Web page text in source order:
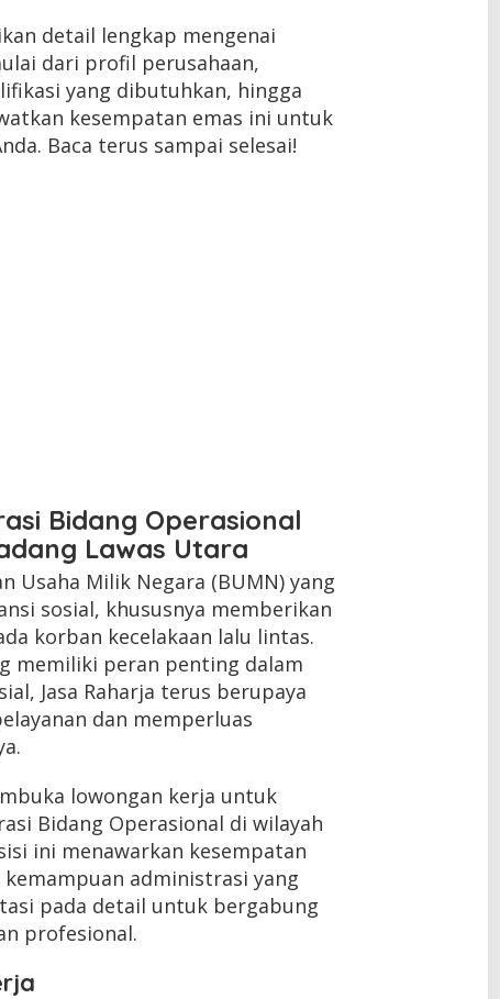
detail lengkap mengenai
dari profil perusahaan,
yang dibutuhkan, hingga
kesempatan emas ini untuk
Baca terus sampai selesai!
Bidang Operasional
Lawas Utara
Usaha Milik Negara (BUMN) yang
sosial, khususnya memberikan
korban kecelakaan lalu lintas.
memiliki peran penting dalam
Jasa Raharja terus berupaya
dan memperluas
lowongan kerja untuk
Bidang Operasional di wilayah
ini menawarkan kesempatan
administrasi yang
pada detail untuk bergabung
profesional.